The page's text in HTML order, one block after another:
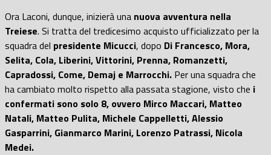
Ora Laconi, dunque, inizierà una nuova avventura nella
Treiese. Si tratta del tredicesimo acquisto ufficializzato per la
squadra del presidente Micucci, dopo Di Francesco, Mora,
Selita, Cola, Liberini, Vittorini, Prenna, Romanzetti,
Capradossi, Come, Demaj e Marrocchi. Per una squadra che
ha cambiato molto rispetto alla passata stagione, visto che i
confermati sono solo 8, ovvero Mirco Maccari, Matteo
Natali, Matteo Pulita, Michele Cappelletti, Alessio
Gasparrini, Gianmarco Marini, Lorenzo Patrassi, Nicola
Medei.